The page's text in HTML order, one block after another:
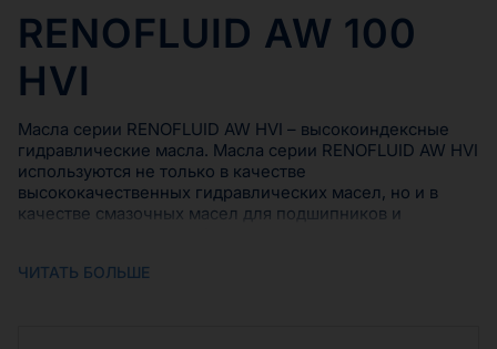
RENOFLUID AW 100
HVI
Масла серии RENOFLUID AW HVI – высокоиндексные
гидравлические масла. Масла серии RENOFLUID AW HVI
используются не только в качестве
высококачественных гидравлических масел, но и в
качестве смазочных масел для подшипников и
Основная область применения масел серии.
ЧИТАТЬ БОЛЬШЕ